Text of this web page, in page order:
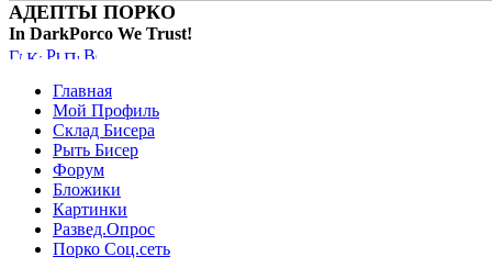
АДЕПТЫ ПОРКО
In DarkPorco We Trust!
Главная
Мой Профиль
Склад Бисера
Рыть Бисер
Форум
Бложики
Картинки
Развед.Опрос
Порко Соц.сеть